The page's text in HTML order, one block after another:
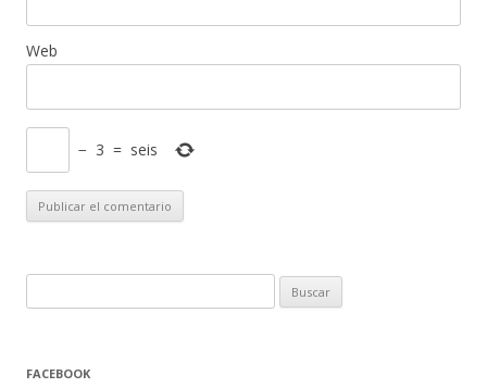
Web
− 3 = seis
FACEBOOK